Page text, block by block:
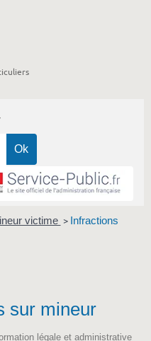
victime > Infractions
sur mineur
légale et administrative